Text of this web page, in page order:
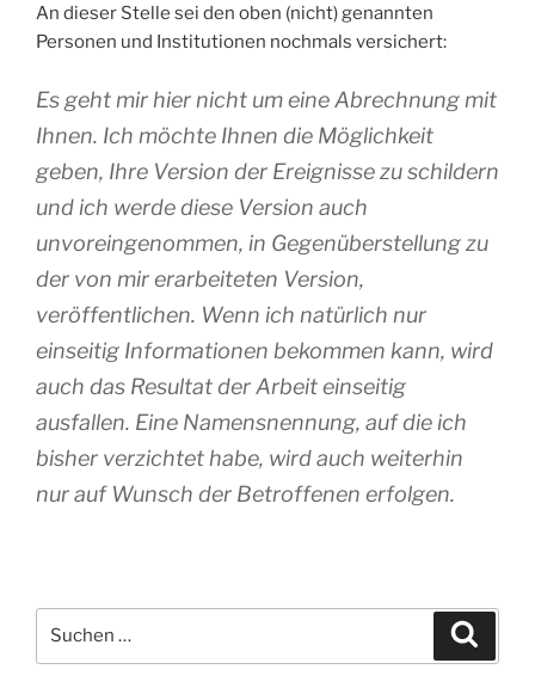
An dieser Stelle sei den oben (nicht) genannten
Personen und Institutionen nochmals versichert:
Es geht mir hier nicht um eine Abrechnung mit
Ihnen. Ich möchte Ihnen die Möglichkeit
geben, Ihre Version der Ereignisse zu schildern
und ich werde diese Version auch
unvoreingenommen, in Gegenüberstellung zu
der von mir erarbeiteten Version,
veröffentlichen. Wenn ich natürlich nur
einseitig Informationen bekommen kann, wird
auch das Resultat der Arbeit einseitig
ausfallen. Eine Namensnennung, auf die ich
bisher verzichtet habe, wird auch weiterhin
nur auf Wunsch der Betroffenen erfolgen.
nach: